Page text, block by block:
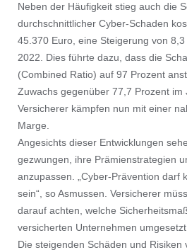
Neben der Häufigkeit stieg auch die
durchschnittlicher Cyber-Schaden
45.370 Euro, eine Steigerung von
2022. Dies führte dazu, dass die
(Combined Ratio) auf 97 Prozent
Zuwachs gegenüber 77,7 Prozent im
Versicherer kämpfen nun mit einer
Marge.
Angesichts dieser Entwicklungen
gezwungen, ihre Prämienstrategien
anzupassen. „Cyber-Prävention darf
sein“, so Asmussen. Versicherer
darauf achten, welche
versicherten Unternehmen umgesetzt
Die steigenden Schäden und Risiken